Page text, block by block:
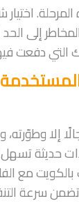
إلى الحد
دفعت
إلا
حديثة تسهل
مع
سرعة